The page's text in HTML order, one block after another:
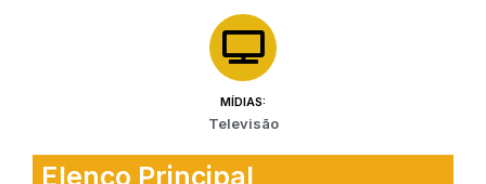
MÍDIAS:
Televisão
Elenco Principal